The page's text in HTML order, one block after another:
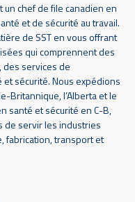
un chef de file canadien en
et de sécurité au travail.
de SST en vous offrant
qui comprennent des
services de
sécurité. Nous expédions
Britannique, l’Alberta et le
santé et sécurité en C-B,
de servir les industries
fabrication, transport et